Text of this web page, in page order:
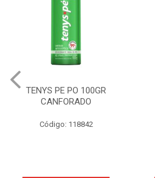
TENYS PE PO 100GR
CANFORADO
Código: 118842